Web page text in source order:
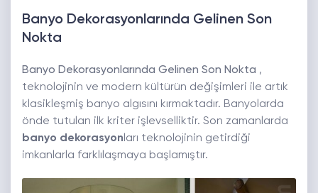
Banyo Dekorasyonlarında Gelinen Son
Nokta
Banyo Dekorasyonlarında Gelinen Son Nokta ,
teknolojinin ve modern kültürün değişimleri ile artık
klasikleşmiş banyo algısını kırmaktadır. Banyolarda
önde tutulan ilk kriter işlevselliktir. Son zamanlarda
banyo dekorasyon ları teknolojinin getirdiği
imkanlarla farklılaşmaya başlamıştır.